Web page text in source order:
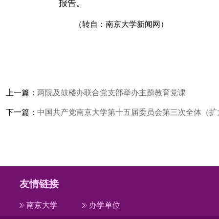
报告。
（转自：南京大学新闻网）
上一篇： 两院及鼓楼办联合党支部举办主题教育党课
下一篇： 中国共产党南京大学第十五届委员会第三次全体（
友情链接
南京大学 办学单位